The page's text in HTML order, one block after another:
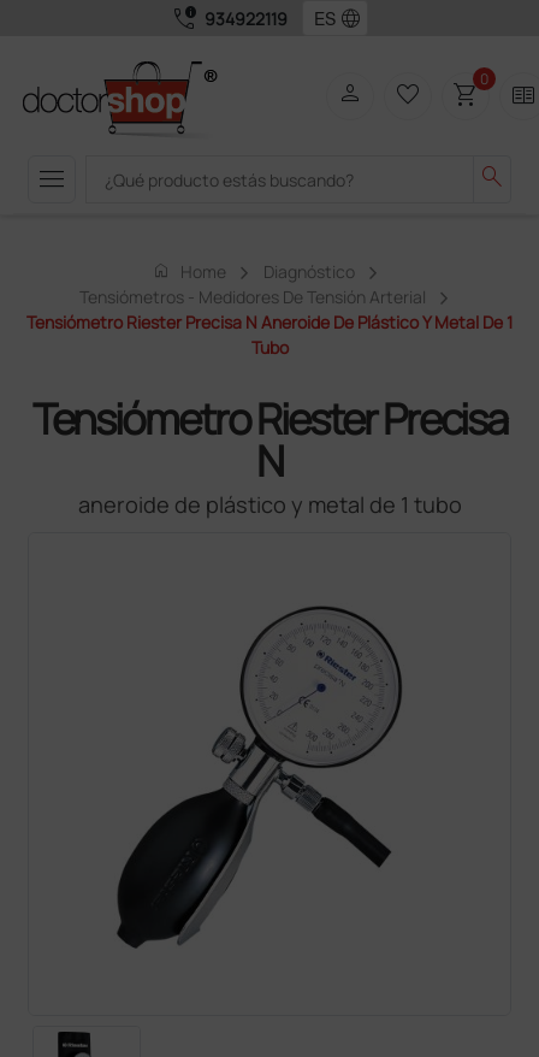
call_quality 934922119 language
menu search
person favorite_border shopping_cart0 two_pager
home Home
Diagnóstico
Tensiómetros - Medidores De Tensión Arterial
Tensiómetro Riester Precisa N Aneroide De Plástico Y Metal De 1
Tubo
Tensiómetro Riester Precisa
N
aneroide de plástico y metal de 1 tubo